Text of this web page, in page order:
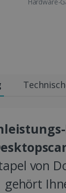
von
gehört